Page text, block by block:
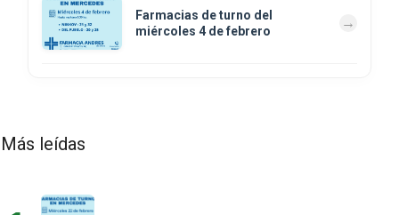
Farmacias de turno del
miércoles 4 de febrero
Más leídas